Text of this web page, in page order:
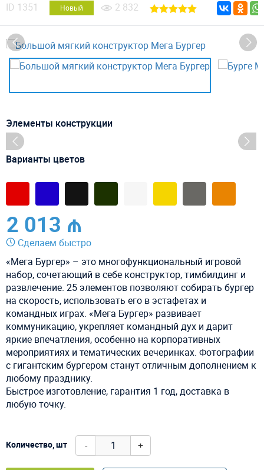
ID 1351 Новый 2 832
Элементы конструкции
Варианты цветов
2 013 ₼
Сделаем быстро
«Мега Бургер» – это многофункциональный игровой
набор, сочетающий в себе конструктор, тимбилдинг и
развлечение. 25 элементов позволяют собирать бургер
на скорость, использовать его в эстафетах и
командных играх. «Мега Бургер» развивает
коммуникацию, укрепляет командный дух и дарит
яркие впечатления, особенно на корпоративных
мероприятиях и тематических вечеринках. Фотографии
с гигантским бургером станут отличным дополнением к
любому празднику.
Быстрое изготовление, гарантия 1 год, доставка в
любую точку.
Количество, шт - +